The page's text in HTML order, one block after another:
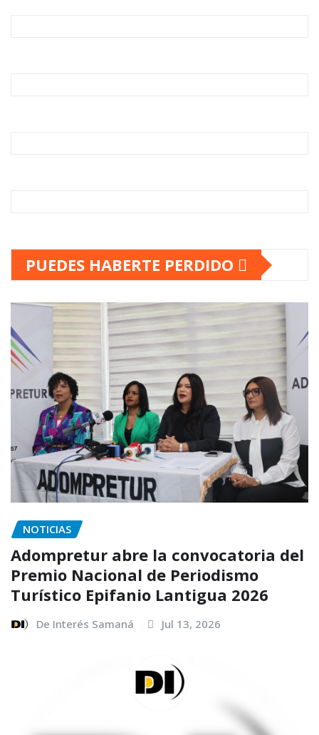
PUEDES HABERTE PERDIDO
NOTICIAS
Adompretur abre la convocatoria del
Premio Nacional de Periodismo
Turístico Epifanio Lantigua 2026
De Interés Samaná Jul 13, 2026